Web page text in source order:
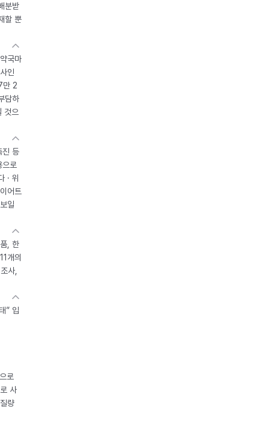
분받
할 뿐
국마
인
만 2
담하
것으
진 등
로
· 위
어트
일
, 한
개의
사,
” 입
로
사
량